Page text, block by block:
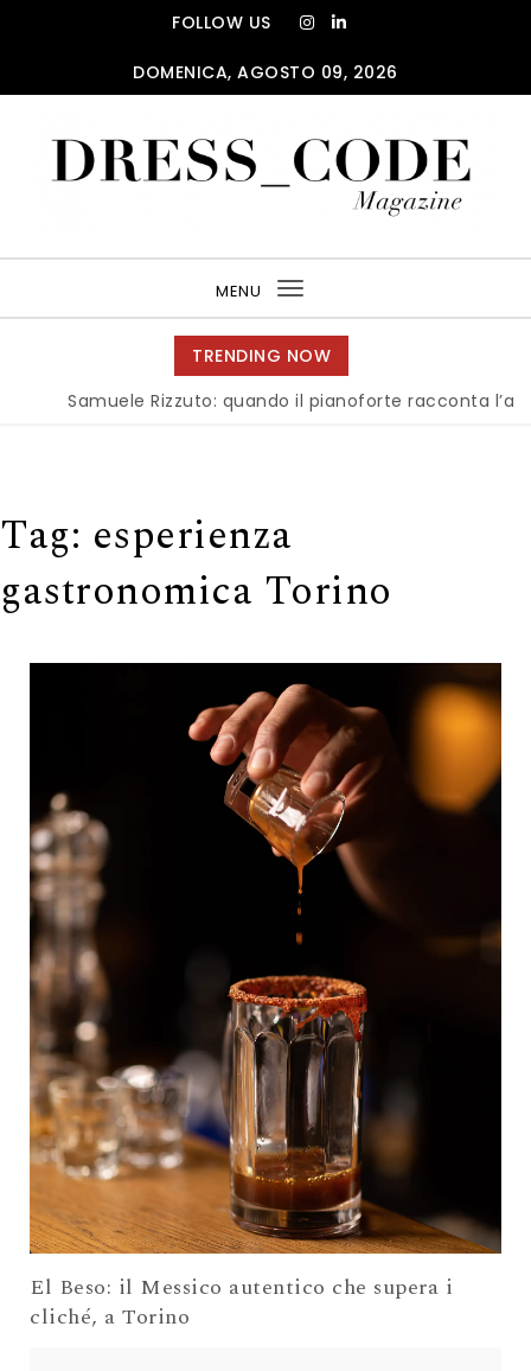
FOLLOW US
DOMENICA, AGOSTO 09, 2026
MENU
Toggle
navigation
TRENDING NOW
Samuele Rizzuto: quando il pianoforte racconta l’anima
Tag: esperienza
gastronomica Torino
El Beso: il Messico autentico che supera i
cliché, a Torino